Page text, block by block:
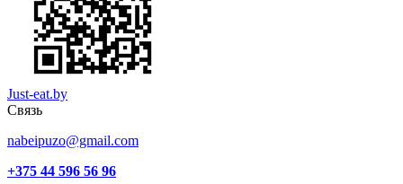
Just-eat.by
Связь
nabeipuzo@gmail.com
+375 44 596 56 96